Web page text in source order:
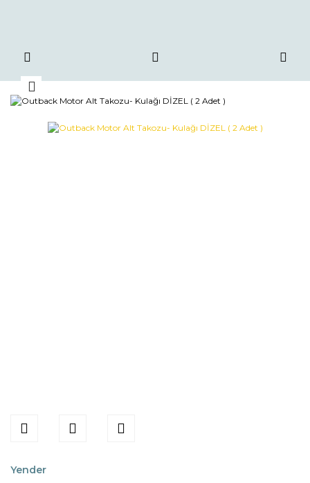
Yender